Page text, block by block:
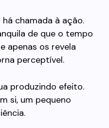
há chamada à ação.
de que o tempo
apenas os revela
perceptível.
produzindo efeito.
si, um pequeno